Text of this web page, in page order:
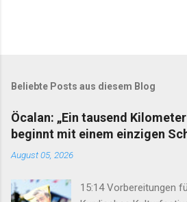
Beliebte Posts aus diesem Blog
Öcalan: „Ein tausend
beginnt mit einem einzigen
August 05, 2026
15:14 Vorbereitungen